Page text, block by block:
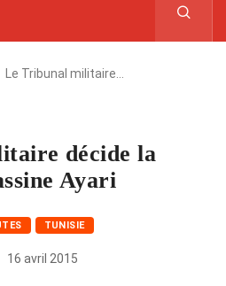
Le Tribunal militaire…
décide la
Ayari
TUNISIE
16 avril 2015